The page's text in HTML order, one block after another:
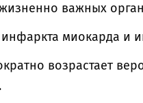
важных
миокарда и
возрастает